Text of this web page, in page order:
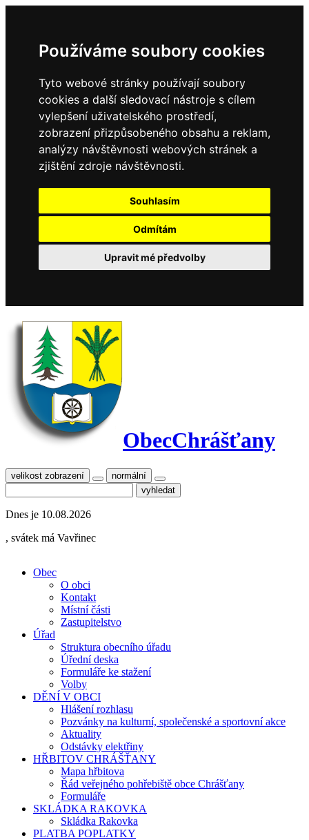
Používáme soubory cookies
Tyto webové stránky používají soubory
cookies a další sledovací nástroje s cílem
vylepšení uživatelského prostředí,
zobrazení přizpůsobeného obsahu a reklam,
analýzy návštěvnosti webových stránek a
zjištění zdroje návštěvnosti.
Souhlasím
Odmítám
Upravit mé předvolby
ObecChrášťany
velikost zobrazení normální
Dnes je 10.08.2026
, svátek má Vavřinec
Obec
O obci
Kontakt
Místní části
Zastupitelstvo
Úřad
Struktura obecního úřadu
Úřední deska
Formuláře ke stažení
Volby
DĚNÍ V OBCI
Hlášení rozhlasu
Pozvánky na kulturní, společenské a sportovní akce
Aktuality
Odstávky elektřiny
HŘBITOV CHRÁŠŤANY
Mapa hřbitova
Řád veřejného pohřebiště obce Chrášťany
Formuláře
SKLÁDKA RAKOVKA
Skládka Rakovka
PLATBA POPLATKY